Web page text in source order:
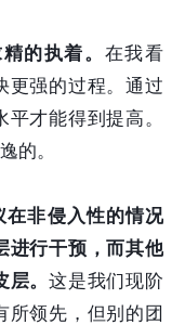
的执着。 在我看
更强的过程。通过
才能得到提高。
的。
非侵入性的情况
进行干预，而其他
层。这是我们现阶
所领先，但别的团